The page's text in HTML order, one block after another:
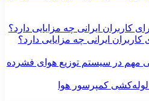
ایرانی چه مزایایی دارد؟
کمپرسور هوا